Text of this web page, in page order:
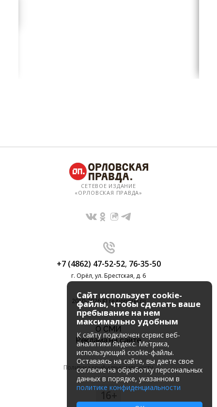
СЕТЕВОЕ ИЗДАНИЕ
«ОРЛОВСКАЯ ПРАВДА»
+7 (4862) 47-52-52, 76-35-50
г. Орёл, ул. Брестская, д. 6
2010-2026 © regionorel.ru
О СМИ
Реклама на сайте
Политика конфиденциальности
16+
Сайт использует cookie-
файлы, чтобы сделать ваше
пребывание на нем
максимально удобным
К cайту подключен сервис веб-
аналитики Яндекс. Метрика,
использующий cookie-файлы.
Оставаясь на сайте, вы даете свое
согласие на обработку персональных
данных в порядке, указанном в
политике конфиденциальности